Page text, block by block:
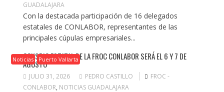
GUADALAJARA
Con la destacada participación de 16 delegados
estatales de CONLABOR, representantes de las
principales cúpulas empresariales...
Noticias Puerto Vallarta
CONSEJO ESTATAL DE LA FROC CONLABOR SERÁ EL 6 Y 7 DE
AGOSTO
JULIO 31, 2026 PEDRO CASTILLO
FROC -
CONLABOR, NOTICIAS GUADALAJARA